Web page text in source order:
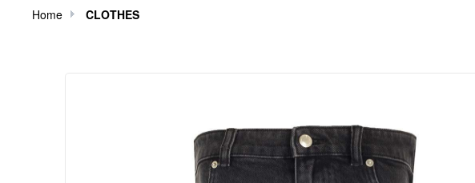
Home CLOTHES